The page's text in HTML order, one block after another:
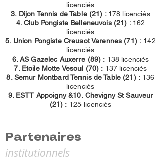
licenciés
3. Dijon Tennis de Table (21) : 178 licenciés
4.Club Pongiste Belleneuvois (21) : 162
licenciés
5. Union Pongiste Creusot Varennes (71) : 142
licenciés
6. AS Gazelec Auxerre (89) : 138 licenciés
7. Etoile Motte Vesoul (70) : 137 licenciés
8. Semur Montbard Tennis de Table (21) : 136
licenciés
9. ESTT Appoigny &10. Chevigny St Sauveur
(21) : 125 licenciés
Partenaires
institutionnels